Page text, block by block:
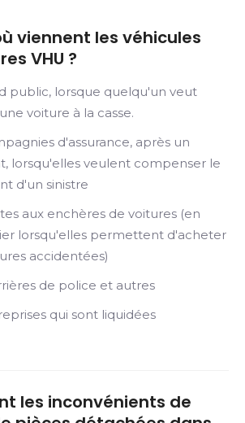
viennent les véhicules
VHU ?
public, lorsque quelqu'un veut
voiture à la casse.
d'assurance, après un
lorsqu'elles veulent compenser le
d'un sinistre
aux enchères de voitures (en
lorsqu'elles permettent d'acheter
accidentées)
de police et autres
qui sont liquidées
les inconvénients de